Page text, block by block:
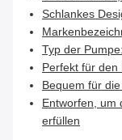
Schlankes
Typ der
Perfekt für den
Bequem für
Entworfen, um
erfüllen